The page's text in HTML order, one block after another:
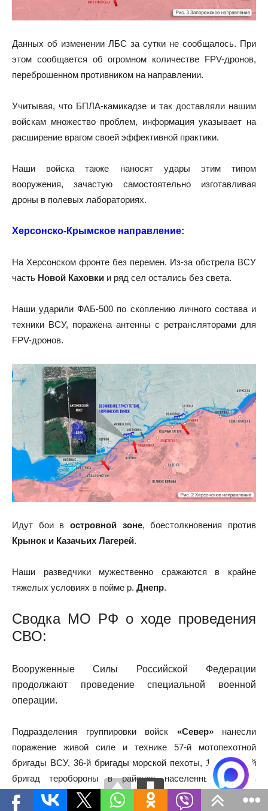
Данных об изменении ЛБС за сутки не сообщалось. При
этом сообщается об огромном количестве FPV-дронов,
переброшенном противником на направлении.
Учитывая, что БПЛА-камикадзе и так доставляли нашим
войскам множество проблем, информация указывает на
расширение врагом своей эффективной практики.
Наши войска также наносят удары этим типом
вооружения, зачастую самостоятельно изготавливая
дроны в полевых лабораториях.
Херсонско-Крымское направление:
На Херсонском фронте без перемен. Из-за обстрела ВСУ
часть Новой Каховки и ряд сел остались без света.
Наши ударили ФАБ-500 по скоплению личного состава и
техники ВСУ, поражена антенны с ретрансляторами для
FPV-дронов.
Идут бои в островной зоне, боестолкновения против
Крынок и Казачьих Лагерей.
Наши разведчики мужественно сражаются в крайне
тяжелых условиях в пойме р. Днепр.
Сводка МО РФ о ходе проведения
СВО:
Вооруженные Силы Российской Федерации
продолжают проведение специальной военной
операции.
Подразделения группировки войск «Север»нанесли
поражение живой силе и технике 57-й мотопехотной
бригады ВСУ, 36-й бригады морской пехоты, 120-й, 125-й
бригад теробороны в районах населенных пунктов
Волчанск, Волоховское, Синельниково и Липцы